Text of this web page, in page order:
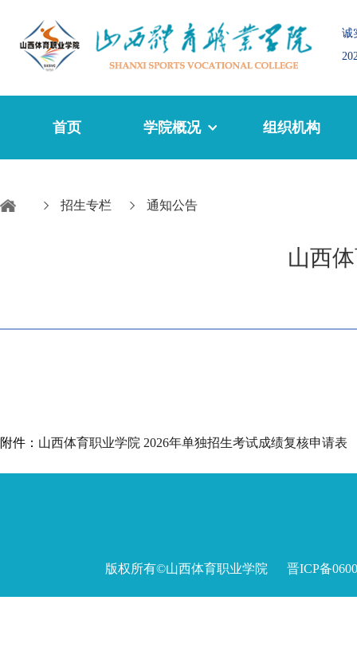
诚
首页 学院概况 组织机构
招生专栏 通知公告
山西
附件： 山西体育职业学院 2026年单独招生考试成绩复核申请表
版权所有©山西体育职业学院 晋ICP备